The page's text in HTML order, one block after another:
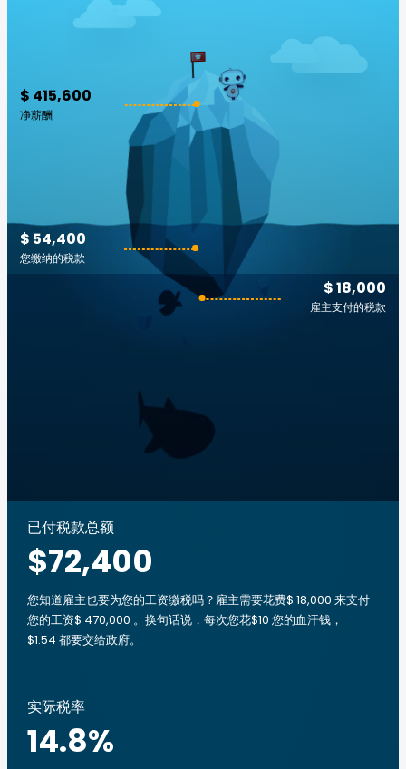
$ 415,600
净薪酬
$ 18,000
雇主支付的税款
$ 54,400
您缴纳的税款
已付税款总额
$72,400
您知道雇主也要为您的工资缴税吗？雇主需要花费$ 18,000 来支付
您的工资$ 470,000 。换句话说，每次您花$10 您的血汗钱，
$1.54 都要交给政府。
实际税率
14.8%